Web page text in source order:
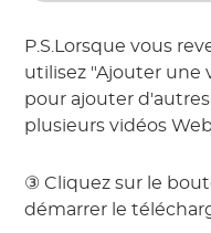
P.S.Lorsque vous
utilisez "Ajouter une
pour ajouter
plusieurs vidéos
③ Cliquez sur le
démarrer le